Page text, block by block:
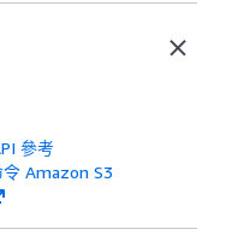
參考
令 Amazon S3